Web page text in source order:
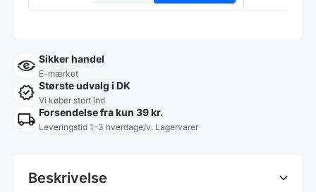
Sikker handel
E-mærket
Største udvalg i DK
Vi køber stort ind
Forsendelse fra kun 39 kr.
Leveringstid 1-3 hverdage/v. Lagervarer
Beskrivelse